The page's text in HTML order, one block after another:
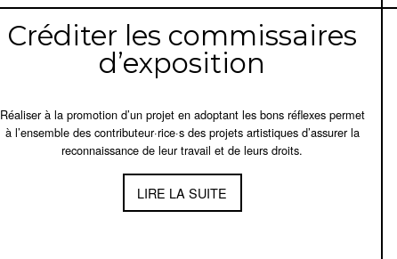
Créditer les commissaires
d’exposition
Réaliser à la promotion d’un projet en adoptant les bons réflexes permet
à l’ensemble des contributeur·rice·s des projets artistiques d’assurer la
reconnaissance de leur travail et de leurs droits.
LIRE LA SUITE